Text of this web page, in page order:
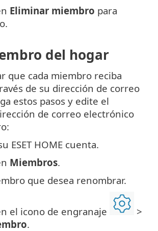
Eliminar miembro para
del hogar
que cada miembro reciba
de su dirección de correo
estos pasos y edite el
de correo electrónico
ESET HOME cuenta.
Miembros.
que desea renombrar.
el icono de engranaje
>
.